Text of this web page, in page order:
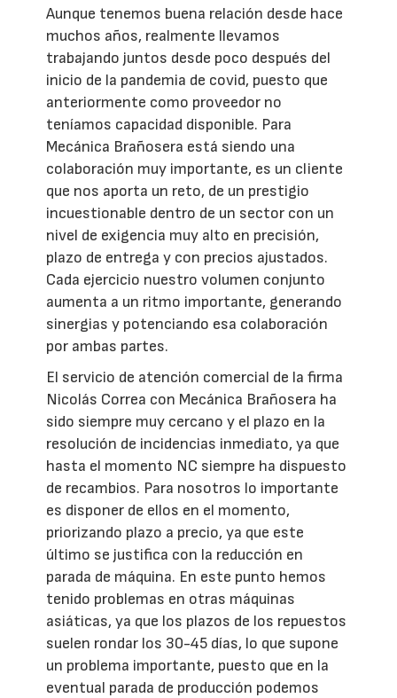
Aunque tenemos buena relación desde hace
muchos años, realmente llevamos
trabajando juntos desde poco después del
inicio de la pandemia de covid, puesto que
anteriormente como proveedor no
teníamos capacidad disponible. Para
Mecánica Brañosera está siendo una
colaboración muy importante, es un cliente
que nos aporta un reto, de un prestigio
incuestionable dentro de un sector con un
nivel de exigencia muy alto en precisión,
plazo de entrega y con precios ajustados.
Cada ejercicio nuestro volumen conjunto
aumenta a un ritmo importante, generando
sinergias y potenciando esa colaboración
por ambas partes.
El servicio de atención comercial de la firma
Nicolás Correa con Mecánica Brañosera ha
sido siempre muy cercano y el plazo en la
resolución de incidencias inmediato, ya que
hasta el momento NC siempre ha dispuesto
de recambios. Para nosotros lo importante
es disponer de ellos en el momento,
priorizando plazo a precio, ya que este
último se justifica con la reducción en
parada de máquina. En este punto hemos
tenido problemas en otras máquinas
asiáticas, ya que los plazos de los repuestos
suelen rondar los 30-45 días, lo que supone
un problema importante, puesto que en la
eventual parada de producción podemos